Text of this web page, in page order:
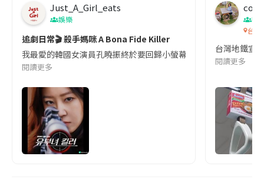
Just_A_Girl_eats
娛樂
追劇日常🎬 殺手媽咪 A Bona Fide Killer
我最愛的韓國女演員孔曉振終於要回歸小螢幕啦!這次的劇本改編
閱讀更多
co
吹
台灣
台灣地鐵宣
閱讀更多